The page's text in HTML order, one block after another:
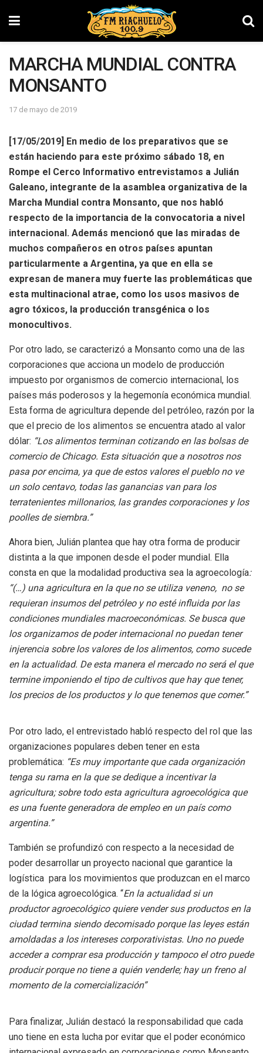
MARCHA MUNDIAL CONTRA
MONSANTO
17 de mayo de 2019
[17/05/2019] En medio de los preparativos que se
están haciendo para este próximo sábado 18, en
Rompe el Cerco Informativo entrevistamos a Julián
Galeano, integrante de la asamblea organizativa de la
Marcha Mundial contra Monsanto, que nos habló
respecto de la importancia de la convocatoria a nivel
internacional. Además mencionó que las miradas de
muchos compañeros en otros países apuntan
particularmente a Argentina, ya que en ella se
expresan de manera muy fuerte las problemáticas que
esta multinacional atrae, como los usos masivos de
agro tóxicos, la producción transgénica o los
monocultivos.
Por otro lado, se caracterizó a Monsanto como una de las
corporaciones que acciona un modelo de producción
impuesto por organismos de comercio internacional, los
países más poderosos y la hegemonía económica mundial.
Esta forma de agricultura depende del petróleo, razón por la
que el precio de los alimentos se encuentra atado al valor
dólar: “Los alimentos terminan cotizando en las bolsas de
comercio de Chicago. Esta situación que a nosotros nos
pasa por encima, ya que de estos valores el pueblo no ve
un solo centavo, todas las ganancias van para los
terratenientes millonarios, las grandes corporaciones y los
poolles de siembra.”
Ahora bien, Julián plantea que hay otra forma de producir
distinta a la que imponen desde el poder mundial. Ella
consta en que la modalidad productiva sea la agroecología:
“(…) una agricultura en la que no se utiliza veneno, no se
requieran insumos del petróleo y no esté influida por las
condiciones mundiales macroeconómicas. Se busca que
los organizamos de poder internacional no puedan tener
injerencia sobre los valores de los alimentos, como sucede
en la actualidad. De esta manera el mercado no será el que
termine imponiendo el tipo de cultivos que hay que tener,
los precios de los productos y lo que tenemos que comer.”
Por otro lado, el entrevistado habló respecto del rol que las
organizaciones populares deben tener en esta
problemática: “Es muy importante que cada organización
tenga su rama en la que se dedique a incentivar la
agricultura; sobre todo esta agricultura agroecológica que
es una fuente generadora de empleo en un país como
argentina.”
También se profundizó con respecto a la necesidad de
poder desarrollar un proyecto nacional que garantice la
logística para los movimientos que produzcan en el marco
de la lógica agroecológica. “En la actualidad si un
productor agroecológico quiere vender sus productos en la
ciudad termina siendo decomisado porque las leyes están
amoldadas a los intereses corporativistas. Uno no puede
acceder a comprar esa producción y tampoco el otro puede
producir porque no tiene a quién venderle; hay un freno al
momento de la comercialización”
Para finalizar, Julián destacó la responsabilidad que cada
uno tiene en esta lucha por evitar que el poder económico